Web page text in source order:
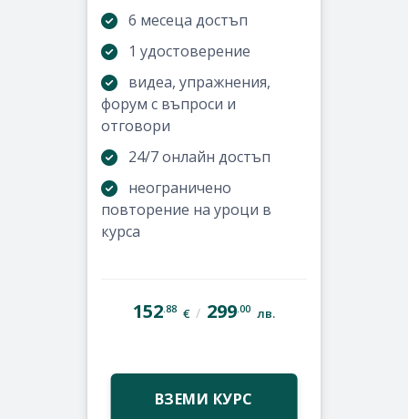
6 месеца достъп
1 удостоверение
видеа, упражнения,
форум с въпроси и
отговори
24/7 онлайн достъп
неограничено
повторение на уроци в
курса
152 .88 € / 299 .00 лв.
ВЗЕМИ КУРС